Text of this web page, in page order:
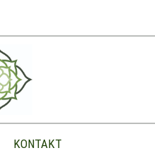
KONTAKT